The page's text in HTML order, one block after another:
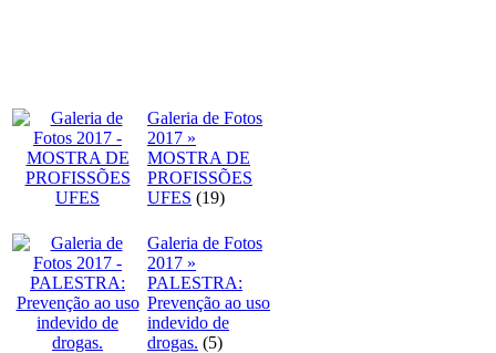
Galeria de Fotos
2017 »
MOSTRA DE
PROFISSÕES
UFES (19)
Galeria de Fotos
2017 »
PALESTRA:
Prevenção ao uso
indevido de
drogas. (5)